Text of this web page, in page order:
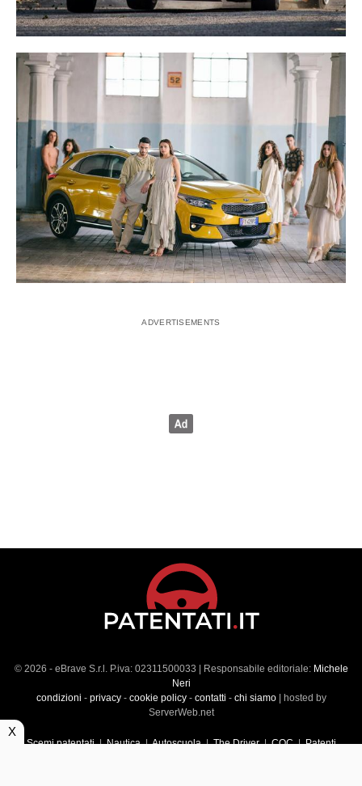
© 2026 - eBrave S.r.l. P.iva: 02311500033 | Responsabile editoriale: Michele
Neri
condizioni - privacy- cookie policy- contatti - chi siamo| hosted by
ServerWeb.net
Scemi patentati|Nautica|Autoscuola|The Driver|CQC|Patenti
X